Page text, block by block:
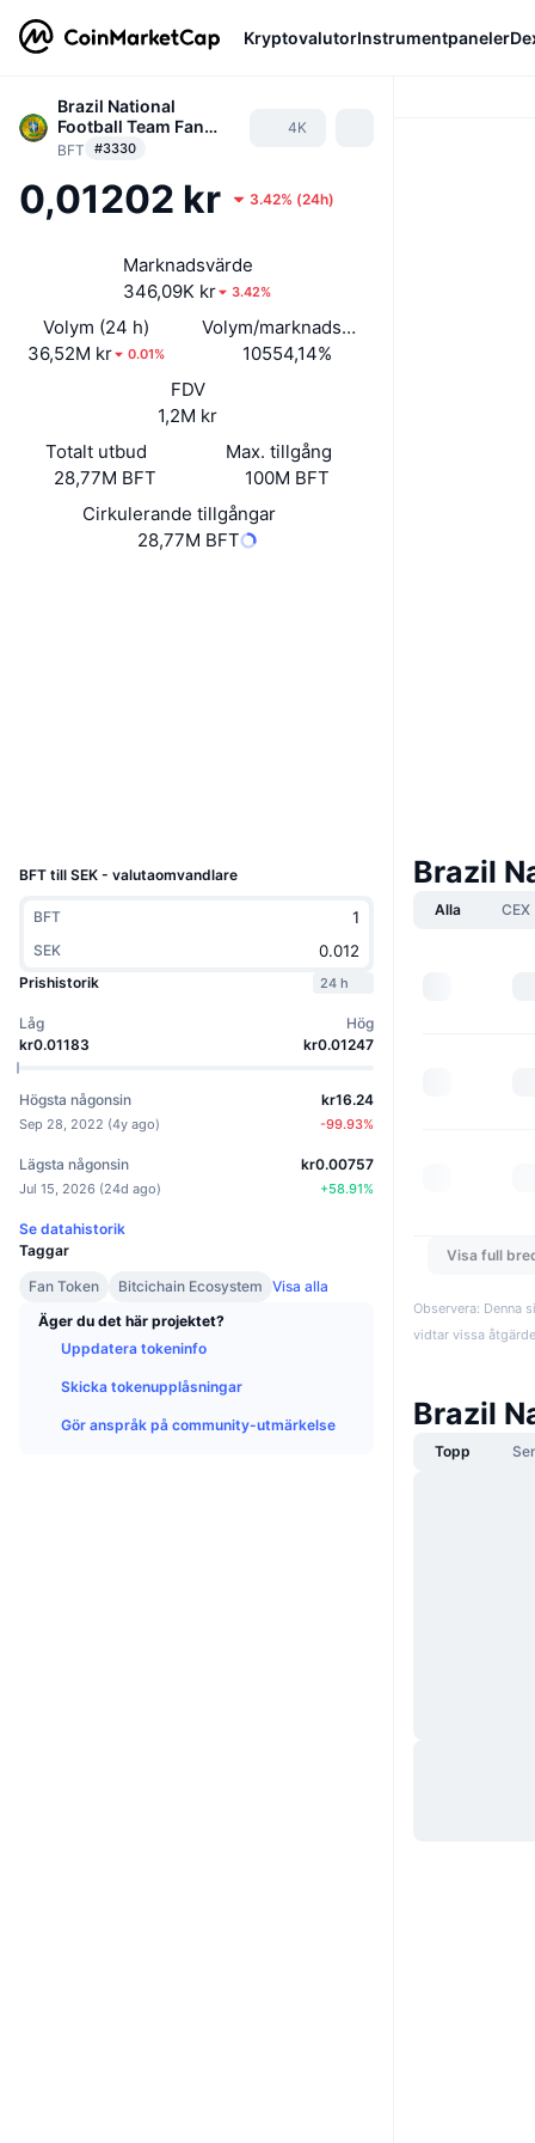
KryptovalutorInstrumentpaneler
Brazil National
Football Team Fan
Token
BFT #3330
4K
0,01202 kr 3.42% (24h)
Marknadsvärde
346,09K kr
3.42%
Volym (24 h)
36,52M kr
0.01%
Volym/marknadsvärde (24h)
10554,14%
FDV
1,2M kr
Totalt utbud
28,77M BFT
Max. tillgång
100M BFT
Cirkulerande tillgångar
28,77M BFT
BFT till SEK - valutaomvandlare
BFT
SEK
Prishistorik
24 h
Låg
kr0.01183
Hög
kr0.01247
Högsta någonsin
Sep 28, 2022 (4y ago)
kr16.24
-99.93%
Lägsta någonsin
Jul 15, 2026 (24d ago)
kr0.00757
+58.91%
Se datahistorik
Taggar
Fan Token
Bitcichain Ecosystem Visa alla
Äger du det här projektet?
Uppdatera tokeninfo
Skicka tokenupplåsningar
Gör anspråk på community-utmärkelse
Brazil
Alla CEX
Visa full
Observera: Denna
vidtar vissa
Brazil
Topp